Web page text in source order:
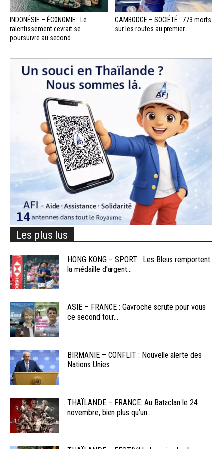
INDONÉSIE – ÉCONOMIE : Le
ralentissement devrait se
poursuivre au second...
CAMBODGE – SOCIÉTÉ : 773 morts
sur les routes au premier...
Les plus lus
HONG KONG – SPORT : Les Bleus remportent
la médaille d’argent...
ASIE – FRANCE : Gavroche scrute pour vous
ce second tour...
BIRMANIE – CONFLIT : Nouvelle alerte des
Nations Unies
THAÏLANDE – FRANCE: Au Bataclan le 24
novembre, bien plus qu’un...